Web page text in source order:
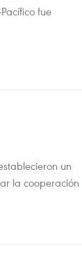
fue
un
la cooperación